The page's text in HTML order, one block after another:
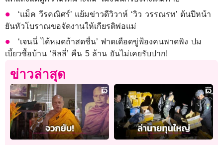
‘แม็ค วีรคณิศร์’ แย้มข่าวดีวิวาห์ ‘วิว วรรณรท’ ต้นปีหน้า
ยันหัวโบราณขอจัดงานให้เกียรติพ่อแม่
‘เจนนี่ ได้หมดถ้าสดชื่น’ ฟาดเดือดขู่ฟ้องคนพาดพิง ปม
เบี้ยวซื้อบ้าน ‘ลิลลี่’ คืน 5 ล้าน ยันไม่เคยรับปาก!
ข่าวล่าสุด